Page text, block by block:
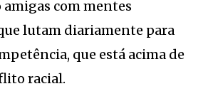
amigas com mentes
lutam diariamente para
que está acima de
racial.